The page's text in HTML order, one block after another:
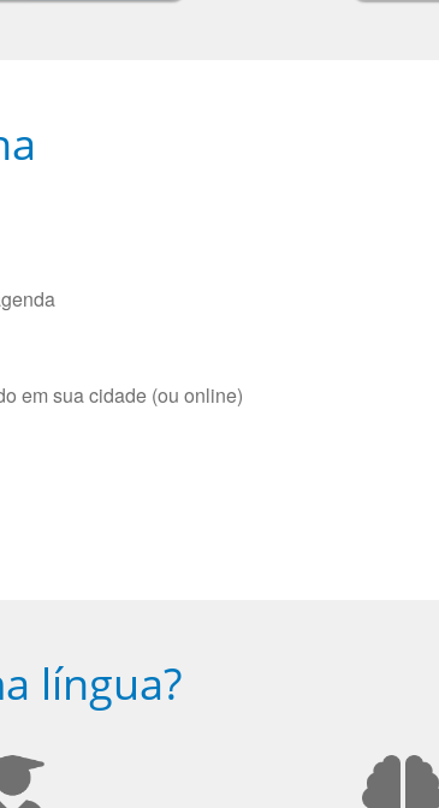
em sua cidade (ou online)
língua?